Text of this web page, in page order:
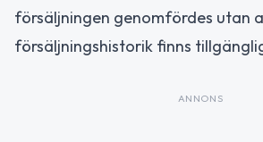
försäljningen genomfördes utan
försäljningshistorik finns
ANNONS